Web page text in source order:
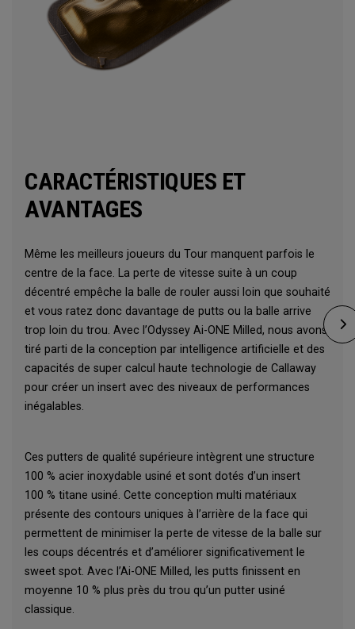
CARACTÉRISTIQUES ET
AVANTAGES
Même les meilleurs joueurs du Tour manquent parfois le
centre de la face. La perte de vitesse suite à un coup
décentré empêche la balle de rouler aussi loin que souhaité
et vous ratez donc davantage de putts ou la balle arrive
trop loin du trou. Avec l’Odyssey Ai-ONE Milled, nous avons
tiré parti de la conception par intelligence artificielle et des
capacités de super calcul haute technologie de Callaway
pour créer un insert avec des niveaux de performances
inégalables.
Ces putters de qualité supérieure intègrent une structure
100 % acier inoxydable usiné et sont dotés d’un insert
100 % titane usiné. Cette conception multi matériaux
présente des contours uniques à l’arrière de la face qui
permettent de minimiser la perte de vitesse de la balle sur
les coups décentrés et d’améliorer significativement le
sweet spot. Avec l’Ai-ONE Milled, les putts finissent en
moyenne 10 % plus près du trou qu’un putter usiné
classique.